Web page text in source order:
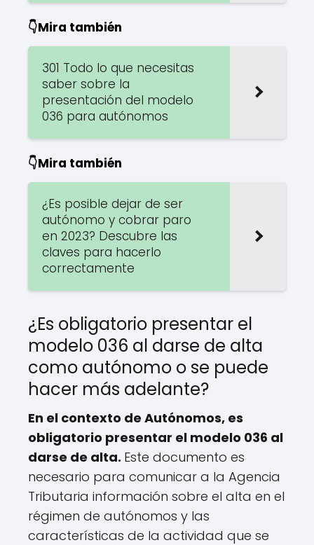
👇Mira también
301 Todo lo que necesitas
saber sobre la
presentación del modelo
036 para autónomos
👇Mira también
¿Es posible dejar de ser
autónomo y cobrar paro
en 2023? Descubre las
claves para hacerlo
correctamente
¿Es obligatorio presentar el
modelo 036 al darse de alta
como autónomo o se puede
hacer más adelante?
En el contexto de Autónomos, es
obligatorio presentar el modelo 036 al
darse de alta. Este documento es
necesario para comunicar a la Agencia
Tributaria información sobre el alta en el
régimen de autónomos y las
características de la actividad que se